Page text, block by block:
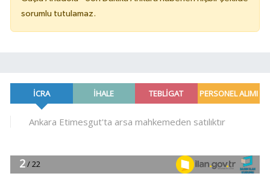
sorumlu tutulamaz.